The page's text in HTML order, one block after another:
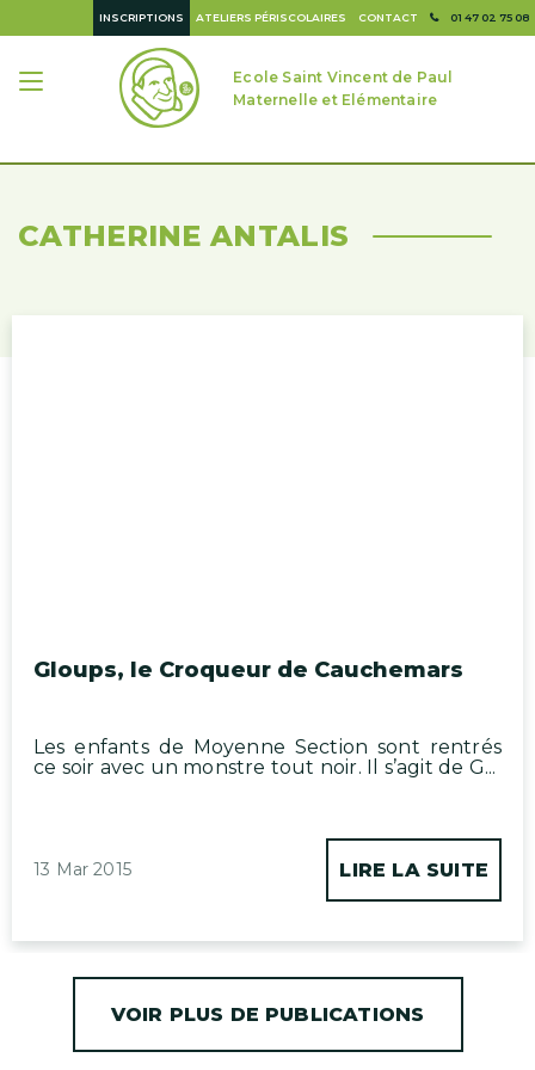
01 47 02 75 08
CONTACT
ATELIERS PÉRISCOLAIRES
INSCRIPTIONS
Ecole Saint Vincent de Paul
Maternelle et Elémentaire
CATHERINE ANTALIS
Gloups, le Croqueur de Cauchemars
Les enfants de Moyenne Section sont rentrés
ce soir avec un monstre tout noir. Il s’agit de G...
13 Mar 2015 LIRE LA SUITE
VOIR PLUS DE PUBLICATIONS